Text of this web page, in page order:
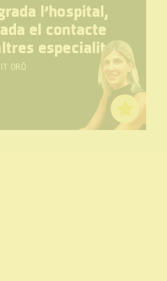
l’hospital,
el contacte
especialitats
ORÓ